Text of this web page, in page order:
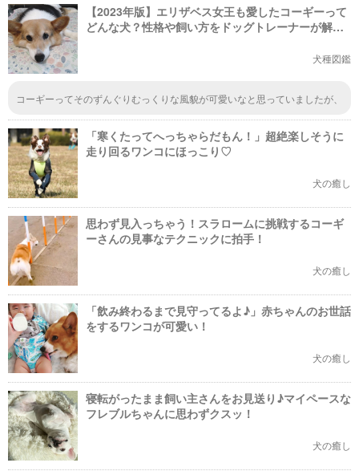
【2023年版】エリザベス女王も愛したコーギーって
どんな犬？性格や飼い方をドッグトレーナーが解
犬種図鑑
コーギーってそのずんぐりむっくりな風貌が可愛いなと思っていましたが、
「ウェルシュ・コーギー・カーディガン」があると知って衝撃を受けていま
す。
「寒くたってへっちゃらだもん！」超絶楽しそうに
走り回るワンコにほっこり♡
犬の癒し
思わず見入っちゃう！スラロームに挑戦するコーギ
ーさんの見事なテクニックに拍手！
犬の癒し
「飲み終わるまで見守ってるよ♪」赤ちゃんのお世話
をするワンコが可愛い！
犬の癒し
寝転がったまま飼い主さんをお見送り♪マイペースな
フレブルちゃんに思わずクスッ！
犬の癒し